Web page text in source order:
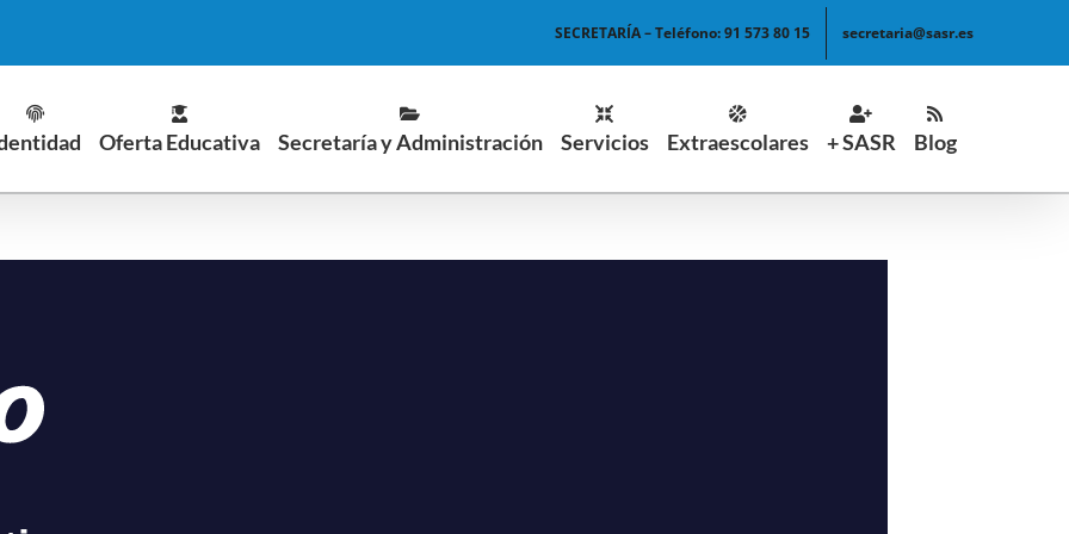
SECRETARÍA – Teléfono: 91 573 80 15 secretaria@sasr.es
Oferta Educativa Secretaría y Administración Servicios Extraescolares + SASR Blog